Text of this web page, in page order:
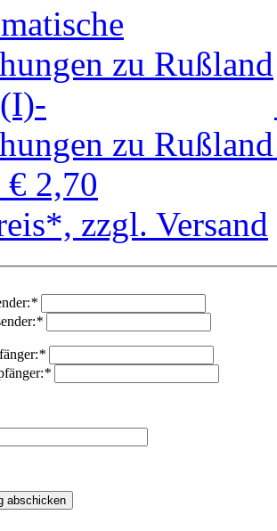
zu
€ 2,70
zzgl. Versand
*
*
*
*